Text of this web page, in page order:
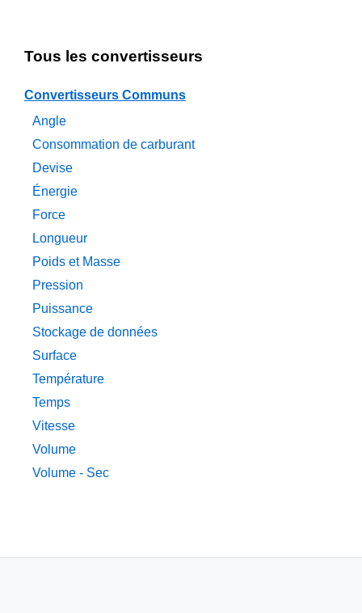
Tous les convertisseurs
Convertisseurs Communs
Angle
Consommation de carburant
Devise
Énergie
Force
Longueur
Poids et Masse
Pression
Puissance
Stockage de données
Surface
Température
Temps
Vitesse
Volume
Volume - Sec